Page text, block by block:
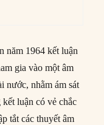
năm 1964 kết luận
gia vào một âm
nước, nhằm ám sát
luận có vẻ chắc
tắt các thuyết âm